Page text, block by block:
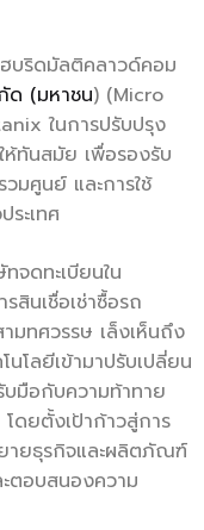
ฮบริดมัลติคลาวด์คอม
ด (มหาชน) (Micro
ในการปรับปรุง
ห้ทันสมัย เพื่อรองรับ
มศูนย์ และการใช้
ะเทศ
จดทะเบียนใน
สินเชื่อเช่าซื้อรถ
มทศวรรษ เล็งเห็นถึง
นโลยีเข้ามาปรับเปลี่ยน
บมือกับความท้าทาย
ดยตั้งเป้าก้าวสู่การ
ายธุรกิจและผลิตภัณฑ์
ตอบสนองความ